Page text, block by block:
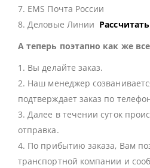
7. EMS Почта России
8. Деловые Линии
А теперь поэтапно как же
1. Вы делайте заказ.
2. Наш менеджер
подтверждает заказ по
3. Далее в течении суток
отправка.
4. По прибытию заказа, Вам
транспортной компании и